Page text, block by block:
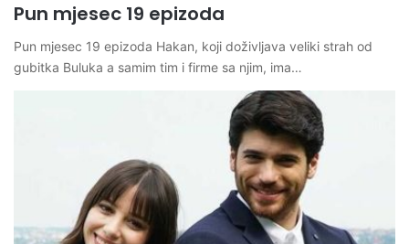
Pun mjesec 19 epizoda
Pun mjesec 19 epizoda Hakan, koji doživljava veliki strah od
gubitka Buluka a samim tim i firme sa njim, ima…